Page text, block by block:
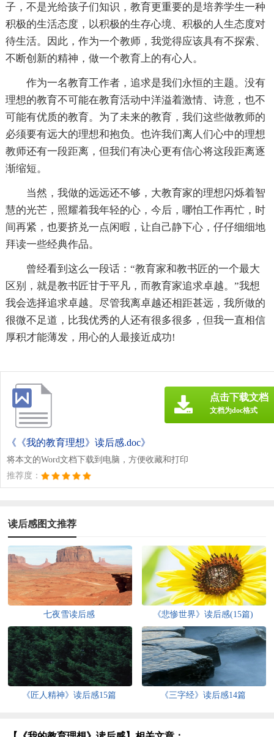
子，不是光给孩子们知识，教育更重要的是培养学生一种
积极的生活态度，以积极的生存心境、积极的人生态度对
待生活。因此，作为一个教师，我觉得应该具有不探索、
不断创新的精神，做一个教育上的有心人。
作为一名教育工作者，追求是我们永恒的主题。没有
理想的教育不可能在教育活动中洋溢着激情、诗意，也不
可能有优质的教育。为了未来的教育，我们这些做教师的
必须要有远大的理想和抱负。也许我们离人们心中的理想
教师还有一段距离，但我们有决心更有信心将这段距离逐
渐缩短。
当然，我做的远远还不够，大教育家的理想闪烁着智
慧的光芒，照耀着我年轻的心，今后，哪怕工作再忙，时
间再紧，也要挤兑一点闲暇，让自己静下心，仔仔细细地
拜读一些经典作品。
曾经看到这么一段话：“教育家和教书匠的一个最大
区别，就是教书匠甘于平凡，而教育家追求卓越。”我想
我会选择追求卓越。尽管我离卓越还相距甚远，我所做的
很微不足道，比我优秀的人还有很多很多，但我一直相信
厚积才能薄发，用心的人最接近成功!
《《我的教育理想》读后感.doc》
将本文的Word文档下载到电脑，方便收藏和打印
推荐度：
点击下载文档
文档为doc格式
读后感图文推荐
七夜雪读后感 《悲惨世界》读后感(15篇)
《匠人精神》读后感15篇 《三字经》读后感14篇